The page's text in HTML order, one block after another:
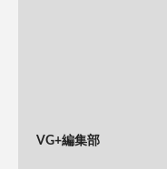
VG+編集部